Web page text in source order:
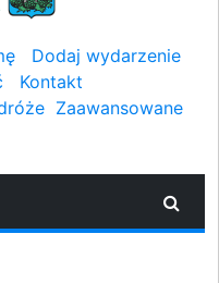
Dodaj wydarzenie
Kontakt
Zaawansowane